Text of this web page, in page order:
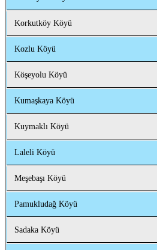
Korkutköy Köyü
Kozlu Köyü
Köşeyolu Köyü
Kumaşkaya Köyü
Kuymaklı Köyü
Laleli Köyü
Meşebaşı Köyü
Pamukludağ Köyü
Sadaka Köyü